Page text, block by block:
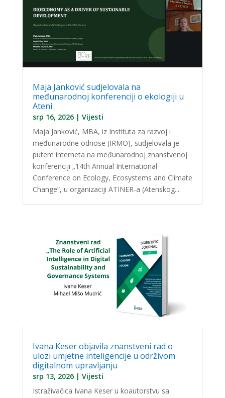
Maja Janković sudjelovala na
međunarodnoj konferenciji o ekologiji u
Ateni
srp 16, 2026| Vijesti
Maja Janković, MBA, iz Instituta za razvoj i
međunarodne odnose (IRMO), sudjelovala je
putem interneta na međunarodnoj znanstvenoj
konferenciji „14th Annual International
Conference on Ecology, Ecosystems and Climate
Change“, u organizaciji ATINER-a (Atenskog...
Ivana Keser objavila znanstveni rad o
ulozi umjetne inteligencije u održivom
digitalnom upravljanju
srp 13, 2026| Vijesti
Istraživačica Ivana Keser u koautorstvu sa